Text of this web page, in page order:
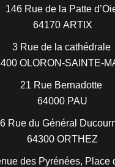
146 Rue de la Patte
64170 ARTIX
3 Rue de la cathédrale
OLORON-SAINTE-
21 Rue Bernadotte
64000 PAU
Rue du Général
64300 ORTHEZ
des Pyrénées, Place